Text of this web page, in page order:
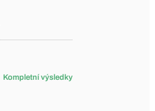
Kompletní výsledky